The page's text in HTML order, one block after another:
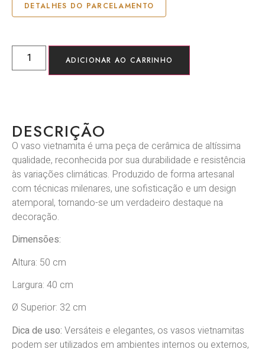
DETALHES DO PARCELAMENTO
ADICIONAR AO CARRINHO
DESCRIÇÃO
O vaso vietnamita é uma peça de cerâmica de altíssima
qualidade, reconhecida por sua durabilidade e resistência
às variações climáticas. Produzido de forma artesanal
com técnicas milenares, une sofisticação e um design
atemporal, tornando-se um verdadeiro destaque na
decoração.
Dimensões:
Altura: 50 cm
Largura: 40 cm
Ø Superior: 32 cm
Dica de uso: Versáteis e elegantes, os vasos vietnamitas
podem ser utilizados em ambientes internos ou externos,